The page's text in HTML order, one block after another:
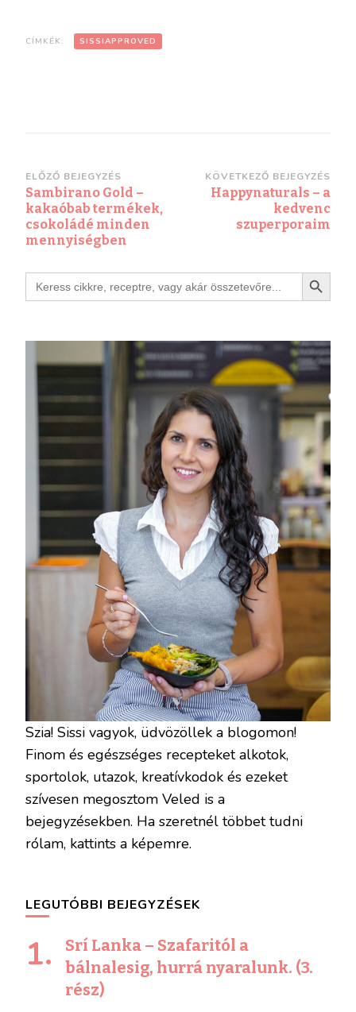
CÍMKÉK: SISSIAPPROVED
ELŐZŐ BEJEGYZÉS
Sambirano Gold –
kakaóbab termékek,
csokoládé minden
mennyiségben
KÖVETKEZŐ BEJEGYZÉS
Happynaturals – a
kedvenc
szuperporaim
Search
for:
Search Button
Szia! Sissi vagyok, üdvözöllek a blogomon!
Finom és egészséges recepteket alkotok,
sportolok, utazok, kreatívkodok és ezeket
szívesen megosztom Veled is a
bejegyzésekben. Ha szeretnél többet tudni
rólam, kattints a képemre.
LEGUTÓBBI BEJEGYZÉSEK
Srí Lanka – Szafaritól a
bálnalesig, hurrá nyaralunk. (3.
rész)